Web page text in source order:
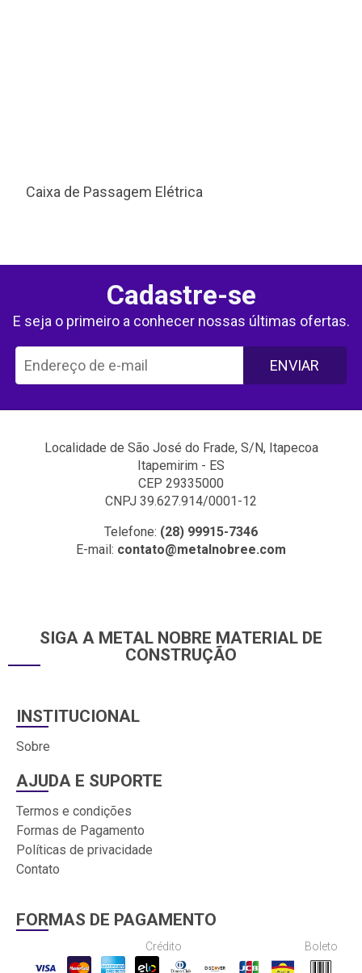
Caixa de Passagem Elétrica
Cadastre-se
E seja o primeiro a conhecer nossas últimas ofertas.
ENVIAR
Localidade de São José do Frade, S/N, Itapecoa
Itapemirim - ES
CEP 29335000
CNPJ 39.627.914/0001-12
Telefone: (28) 99915-7346
E-mail: contato@metalnobree.com
SIGA A METAL NOBRE MATERIAL DE
CONSTRUÇÃO
INSTITUCIONAL
Sobre
AJUDA E SUPORTE
Termos e condições
Formas de Pagamento
Políticas de privacidade
Contato
FORMAS DE PAGAMENTO
Crédito Boleto